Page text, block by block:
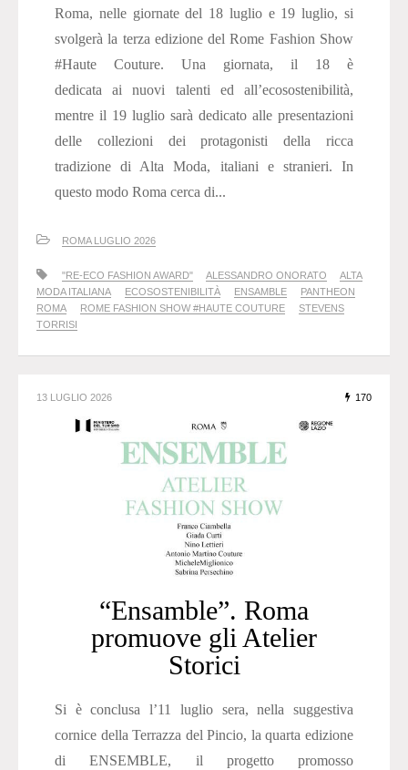
Roma, nelle giornate del 18 luglio e 19 luglio, si
svolgerà la terza edizione del Rome Fashion Show
#Haute Couture. Una giornata, il 18 è
dedicata ai nuovi talenti ed all’ecosostenibilità,
mentre il 19 luglio sarà dedicato alle presentazioni
delle collezioni dei protagonisti della ricca
tradizione di Alta Moda, italiani e stranieri. In
questo modo Roma cerca di...
ROMA LUGLIO 2026
"RE-ECO FASHION AWARD" ALESSANDRO ONORATO
ALTA
MODA ITALIANA
ECOSOSTENIBILITÀ ENSAMBLE
PANTHEON
ROMA
ROME FASHION SHOW #HAUTE COUTURE
STEVENS
TORRISI
13 LUGLIO 2026 170
“Ensamble”. Roma
promuove gli Atelier
Storici
Si è conclusa l’11 luglio sera, nella suggestiva
cornice della Terrazza del Pincio, la quarta edizione
di ENSEMBLE, il progetto promosso